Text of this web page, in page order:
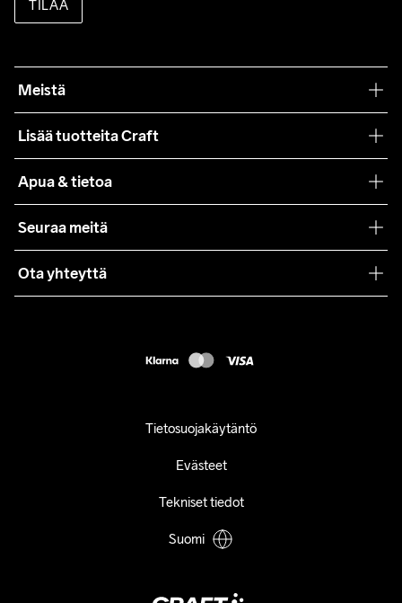
TILAA
Meistä
Lisää tuotteita Craft
Yhteistyöt
Lehdistö
Apua & tietoa
Käyttöehdot
Asiakaspalvelu
Seuraa meitä
Ota yhteyttä
Tietosuojakäytäntö
Evästeet
Tekniset tiedot
Suomi